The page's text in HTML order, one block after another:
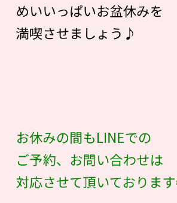
めいいっぱいお盆休みを
満喫させましょう♪
お休みの間もLINEでの
ご予約、お問い合わせは
対応させて頂いております